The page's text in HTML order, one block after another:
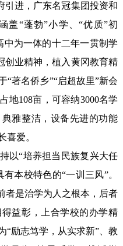
引进，广东名冠集团投资和
盖“蓬勃”小学、“优质”初
中为一体的十二年一贯制学
创业精神，植入黄冈教育精
“著名侨乡”“启超故里”新会
地108亩，可容纳3000名学
雅整洁，设备先进的功能
喜爱。
以“培养担当民族复兴大任
本校特色的“一训三风”。
者是治学为人之根本，后者
益彰，上合学校的办学精
“励志笃学，从实求新”、教